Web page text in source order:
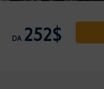
DA 252$